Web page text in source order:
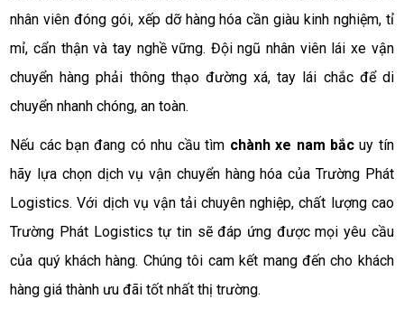
nhân viên đóng gói, xếp dỡ hàng hóa cần giàu kinh nghiệm, tỉ
mỉ, cẩn thận và tay nghề vững. Đội ngũ nhân viên lái xe vận
chuyển hàng phải thông thạo đường xá, tay lái chắc để di
chuyển nhanh chóng, an toàn.
Nếu các bạn đang có nhu cầu tìm chành xe nam bắcuy tín
hãy lựa chọn dịch vụ vận chuyển hàng hóa của Trường Phát
Logistics. Với dịch vụ vận tải chuyên nghiệp, chất lượng cao
Trường Phát Logistics tự tin sẽ đáp ứng được mọi yêu cầu
của quý khách hàng. Chúng tôi cam kết mang đến cho khách
hàng giá thành ưu đãi tốt nhất thị trường.